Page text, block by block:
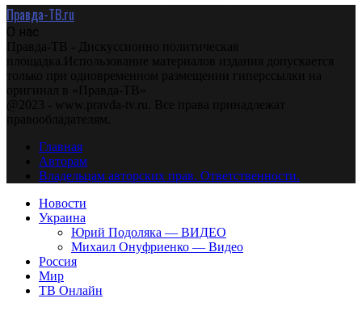
Правда-ТВ.ru
О нас
Правда-ТВ - Дискуссионно политическая
площадка.Использование материалов издания допускается
только при одновременном размещении гиперссылки на
оригинал в «Правда-ТВ»
@2023 - www.pravda-tv.ru. Все права принадлежат
правообладателям.
Главная
Авторам
Владельцам авторских прав. Ответственности.
Новости
Украина
Юрий Подоляка — ВИДЕО
Михаил Онуфриенко — Видео
Россия
Мир
ТВ Онлайн